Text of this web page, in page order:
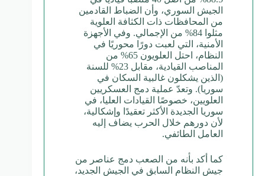
الجيش السوري، وأن الضباط القادمين
من المحافظات ذات الكثافة العلوية
مثلوا 84% من الإجمالي. وفي الأجهزة
الأمنية، التي لعبت دورًا محوريًا في
النظام، احتل العلويون 65% من
المناصب القيادية، مقابل 23% للسنة
(الذين يشكلون غالبية السكان في
سوريا). وتعدّ عملية دمج العسكريين
العلويين، خصوصًا القيادات العليا، في
سوريا الجديدة الأكثر تعقيدًا وإشكالية،
لأن دورهم خلال الحرب يضاف إليه
العامل الطائفي.
كما أكد بأنه من الصعب دمج عناصر من
جيش النظام السابق في الجيش الجديد،